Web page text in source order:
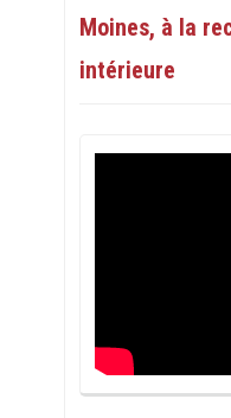
Moines, à la
intérieure